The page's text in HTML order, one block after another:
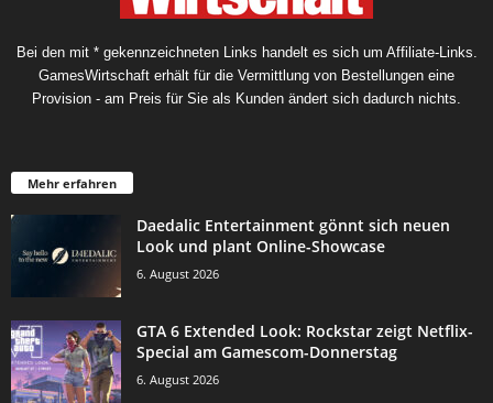
Bei den mit * gekennzeichneten Links handelt es sich um Affiliate-Links.
GamesWirtschaft erhält für die Vermittlung von Bestellungen eine
Provision - am Preis für Sie als Kunden ändert sich dadurch nichts.
Mehr erfahren
Daedalic Entertainment gönnt sich neuen
Look und plant Online-Showcase
6. August 2026
GTA 6 Extended Look: Rockstar zeigt Netflix-
Special am Gamescom-Donnerstag
6. August 2026